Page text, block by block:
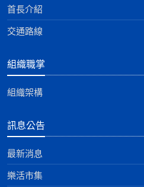
首長介紹
交通路線
組織職掌
組織架構
訊息公告
最新消息
樂活市集